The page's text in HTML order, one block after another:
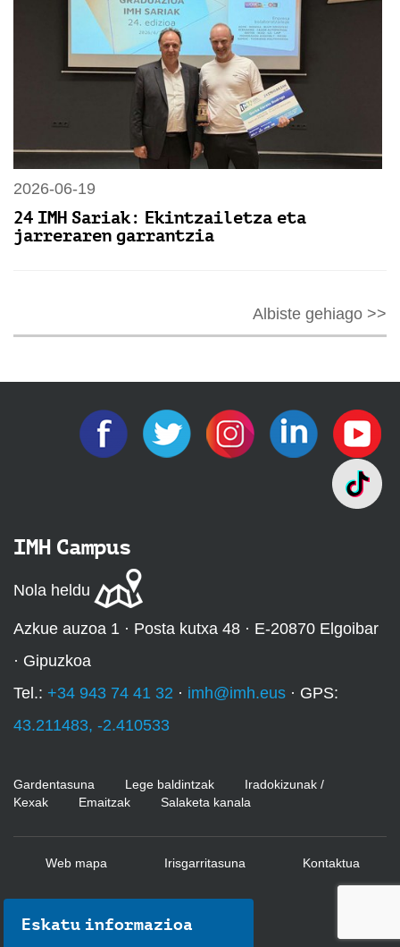
2026-06-19
24 IMH Sariak: Ekintzailetza eta
jarreraren garrantzia
Albiste gehiago >>
Eskatu informazioa
IMH Campus
Nola heldu
Azkue auzoa 1 · Posta kutxa 48 · E-20870 Elgoibar
· Gipuzkoa
Tel.: +34 943 74 41 32 · imh@imh.eus · GPS:
43.211483, -2.410533
Gardentasuna Lege baldintzak
Iradokizunak /
Kexak
Emaitzak Salaketa kanala
Web mapa Irisgarritasuna Kontaktua